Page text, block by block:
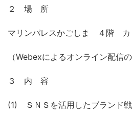
２ 場 所
マリンパレスかごしま ４階 カ
（Webexによるオンライン配信
３ 内 容
(1) ＳＮＳを活用したブランド